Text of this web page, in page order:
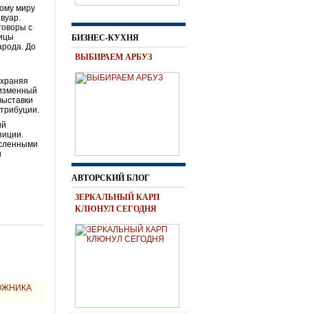
миру
с
До
БИЗНЕС-КУХНЯ
ВЫБИРАЕМ АРБУЗ
АВТОРСКИЙ БЛОГ
ЗЕРКАЛЬНЫЙ КАРП
КЛЮНУЛ СЕГОДНЯ